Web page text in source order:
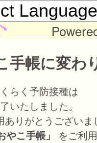
手帳に変わ
らく予防接種は
いたしました。
ありがとうございま
やこ手帳」 をご利